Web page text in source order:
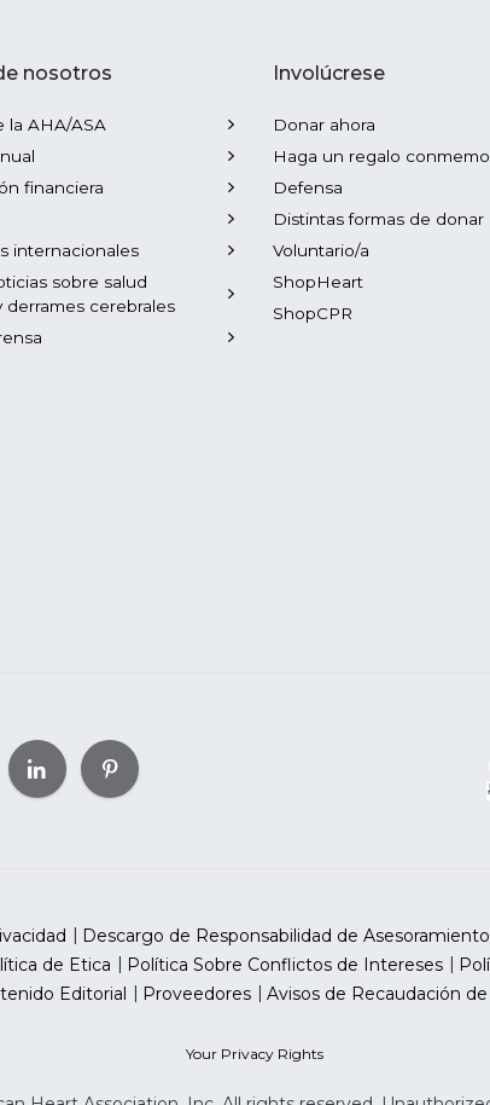
nosotros
la AHA/ASA
financiera
internacionales
sobre salud
derrames cerebrales
Involúcrese
Donar ahora
Haga un regalo
Defensa
Distintas formas de donar
Voluntario/a
ShopHeart
ShopCPR
Descargo de Responsabilidad de
de Etica Política Sobre Conflictos de Intereses
Editorial
Proveedores Avisos de Recaudación
Your Privacy Rights